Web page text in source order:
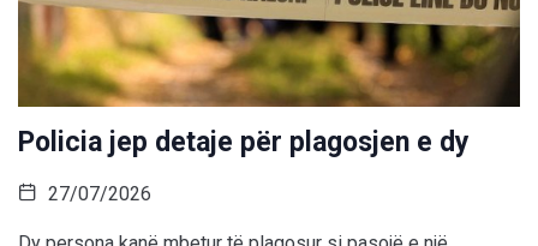
Policia jep detaje për plagosjen e dy
27/07/2026